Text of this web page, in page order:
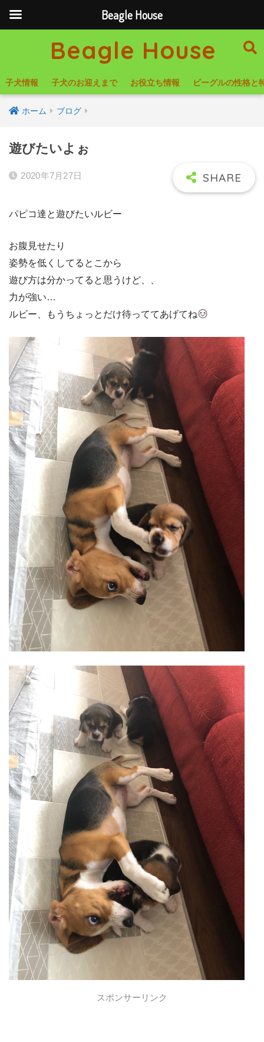
Beagle House
子犬情報 子犬のお迎えまで お役立ち情報 ビーグルの性格と
ホーム ブログ
遊びたいよぉ
2020年7月27日
パピコ達と遊びたいルビー
お腹見せたり
姿勢を低くしてるとこから
遊び方は分かってると思うけど、、
力が強い…
ルビー、もうちょっとだけ待っててあげてね
スポンサーリンク
Beagle House